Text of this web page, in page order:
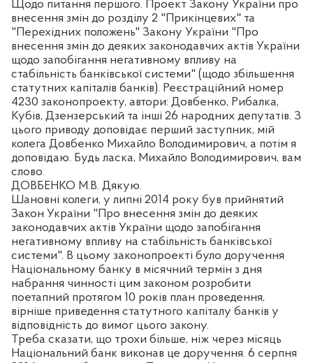
Щодо питання першого. Проект Закону України про
внесення змін до розділу 2 "Прикінцевих" та
"Перехідних положень" Закону України "Про
внесення змін до деяких законодавчих актів України
щодо запобігання негативному впливу на
стабільність банківської системи" (щодо збільшення
статутних капіталів банків). Реєстраційний номер
4230 законопроекту, автори: Довбенко, Рибалка,
Кубів, Дзензерський та інші 26 народних депутатів. З
цього приводу доповідає перший заступник, мій
колега Довбенко Михайло Володимирович, а потім я
доповідаю. Будь ласка, Михайло Володимирович, вам
слово.
ДОВБЕНКО М.В. Дякую.
Шановні колеги, у липні 2014 року був прийнятий
Закон України "Про внесення змін до деяких
законодавчих актів України щодо запобігання
негативному впливу на стабільність банківської
системи". В цьому законопроекті було доручення
Національному банку в місячний термін з дня
набрання чинності цим законом розробити
поетапний протягом 10 років план проведення,
вірніше приведення статутного капіталу банків у
відповідність до вимог цього закону.
Треба сказати, що трохи більше, ніж через місяць
Національний банк виконав це доручення. 6 серпня